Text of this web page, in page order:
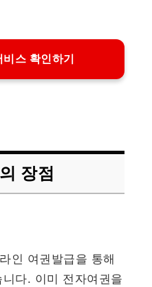
스 확인하기
장점
인 여권발급을 통해
다. 이미 전자여권을